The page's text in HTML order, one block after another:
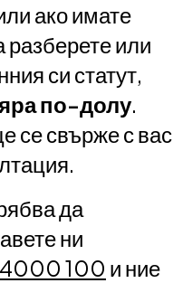
ако имате
или
си статут,
по-долу.
се свърже с вас
да
ни
100 и ние